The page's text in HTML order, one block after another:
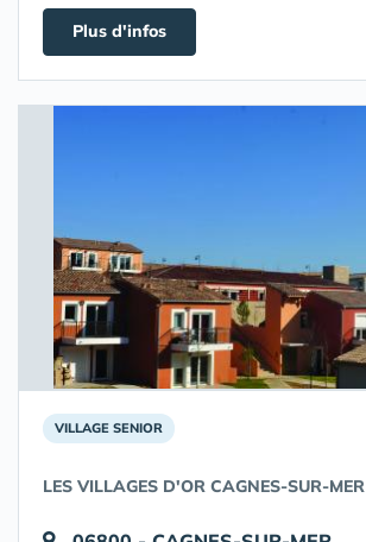
Plus d'infos
VILLAGE SENIOR
LES VILLAGES D'OR CAGNES-SUR-MER